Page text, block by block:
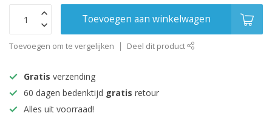
Toevoegen aan winkelwagen
Toevoegen om te vergelijken Deel dit product
Gratis verzending
60 dagen bedenktijd gratis retour
Alles uit voorraad!